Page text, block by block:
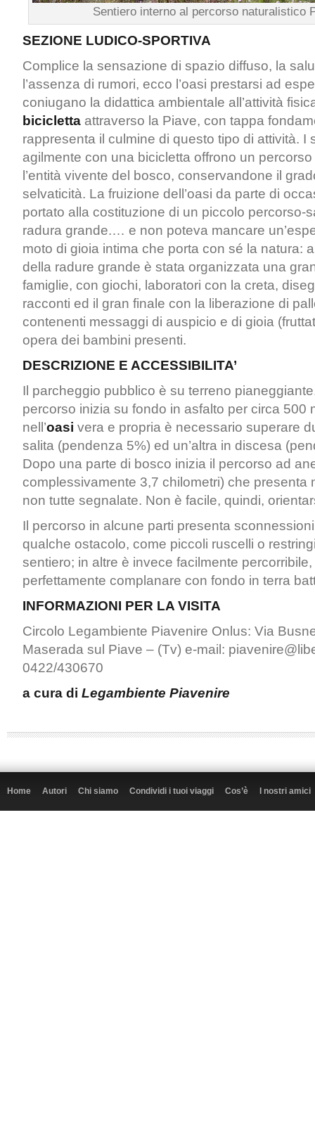
Sentiero interno al percorso naturalistico
SEZIONE LUDICO-SPORTIVA
Complice la sensazione di spazio diffuso, la
l’assenza di rumori, ecco l’oasi prestarsi ad
coniugano la didattica ambientale all’attività
bicicletta attraverso la Piave, con tappa
rappresenta il culmine di questo tipo di attività. I
agilmente con una bicicletta offrono un
l’entità vivente del bosco, conservandone il
selvaticità. La fruizione dell’oasi da parte di
portato alla costituzione di un piccolo percorso-
radura grande.… e non poteva mancare
moto di gioia intima che porta con sé la natura:
della radure grande è stata organizzata una
famiglie, con giochi, laboratori con la creta,
racconti ed il gran finale con la liberazione di
contenenti messaggi di auspicio e di gioia
opera dei bambini presenti.
DESCRIZIONE E ACCESSIBILITA’
Il parcheggio pubblico è su terreno
percorso inizia su fondo in asfalto per circa 500
nell’oasi vera e propria è necessario superare
salita (pendenza 5%) ed un’altra in discesa
Dopo una parte di bosco inizia il percorso ad
complessivamente 3,7 chilometri) che presenta
non tutte segnalate. Non è facile, quindi,
Il percorso in alcune parti presenta
qualche ostacolo, come piccoli ruscelli o
sentiero; in altre è invece facilmente
perfettamente complanare con fondo in terra
INFORMAZIONI PER LA VISITA
Circolo Legambiente Piavenire Onlus: Via
Maserada sul Piave – (Tv) e-mail:
0422/430670
a cura di Legambiente Piavenire
Home Autori Chi siamo Condividi i tuoi viaggi Cos’è I nostri amici